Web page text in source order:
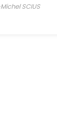
SCIUS